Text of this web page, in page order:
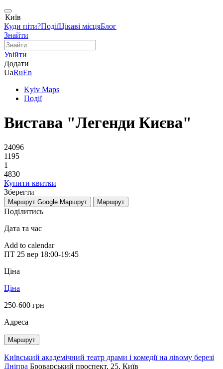
Київ
Куди піти?ПодіїЦікаві місцяБлог
Знайти
Увійти
Додати
UaRuEn
Kyiv Maps
Події
Вистава "Легенди Києва"
24096
1195
1
4830
Купити квитки
Зберегти
Маршрут Google Маршрут Маршрут
Поділитись
Дата та час
Add to calendar
ПТ 25 вер 18:00-19:45
Ціна
Ціна
250-600 грн
Адреса
Маршрут
Київський академічний театр драми і комедії на лівому березі
Дніпра Броварський проспект, 25, Київ